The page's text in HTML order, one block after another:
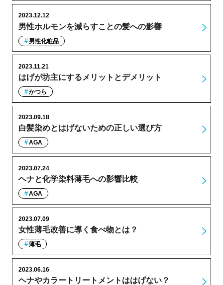
男性ホルモンを減らすことの髪への影響
2023.12.12
男性化粧品
はげが坊主にするメリットとデメリット
2023.11.21
かつら
白髪染めとはげないための正しい選び方
2023.09.18
AGA
ヘナと化学染料薄毛への影響比較
2023.07.24
AGA
女性薄毛改善に導く食べ物とは？
2023.07.09
薄毛
ヘナやカラートリートメントははげない？
2023.06.16